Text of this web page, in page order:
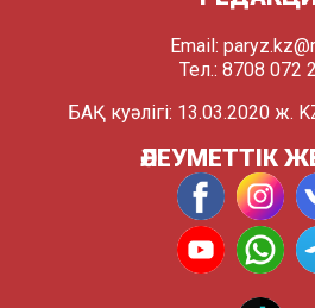
Email:
Тел.: 8708 072
БАҚ куәлігі: 13.03.2020 ж.
ӘЛЕУМЕТТІК